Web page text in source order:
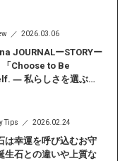
2026.03.06
JOURNALーSTORYー
Choose to Be
― 私らしさを選ぶ
Tips 2026.02.24
は幸運を呼び込むお守
生石との違いや上質な